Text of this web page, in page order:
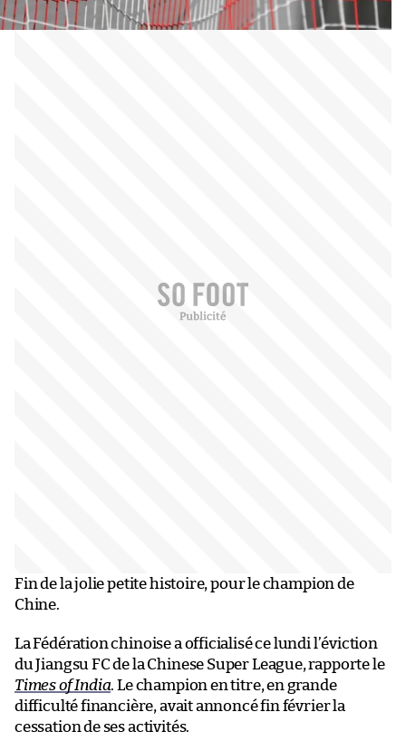
Fin de la jolie petite histoire, pour le champion de
Chine.
La Fédération chinoise a officialisé ce lundi l’éviction
du Jiangsu FC de la Chinese Super League, rapporte le
Times of India. Le champion en titre, en grande
difficulté financière, avait annoncé fin février la
cessation de ses activités.